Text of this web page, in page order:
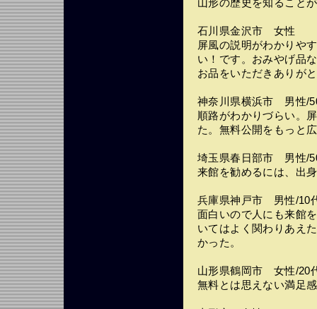
山形の歴史を知ること
石川県金沢市 女性
屏風の説明がわかりや
い！です。おみやげ品
お品をいただきありが
神奈川県横浜市 男性/
順路がわかりづらい。
た。無料公開をもっと
埼玉県春日部市 男性/
来館を勧めるには、出
兵庫県神戸市 男性/10
面白いので人にも来館
いてはよく関わりあえ
かった。
山形県鶴岡市 女性/20
無料とは思えない満足